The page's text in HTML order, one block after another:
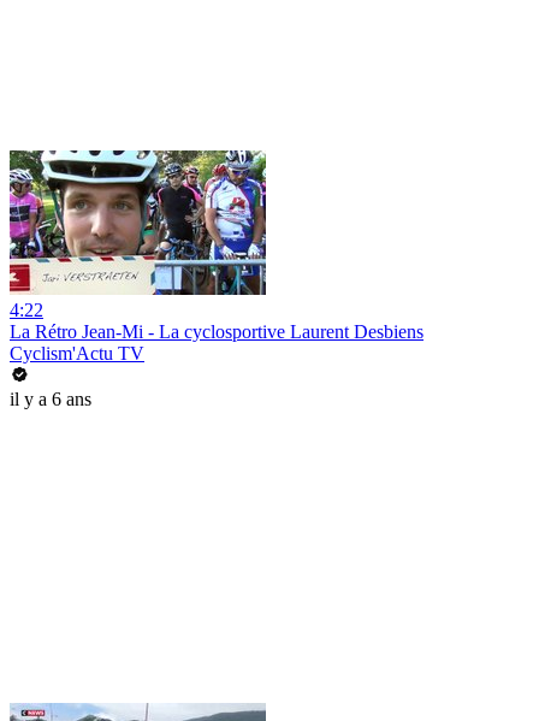
4:22
La Rétro Jean-Mi - La cyclosportive Laurent Desbiens
Cyclism'Actu TV
il y a 6 ans